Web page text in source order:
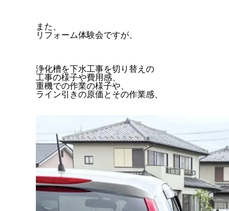
また、
リフォーム体験会ですが、
浄化槽を下水工事を切り替えの
工事の様子や費用感、
重機での作業の様子や、
ライン引きの原価とその作業感、